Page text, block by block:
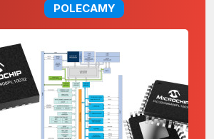
POLECAMY